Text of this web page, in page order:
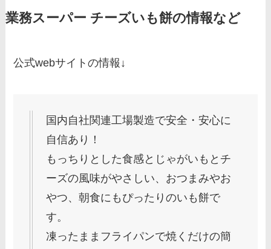
業務スーパー チーズいも餅の情報など
公式webサイトの情報↓
国内自社関連工場製造で安全・安心に
自信あり！
もっちりとした食感とじゃがいもとチ
ーズの風味がやさしい、おつまみやお
やつ、朝食にもぴったりのいも餅で
す。
凍ったままフライパンで焼くだけの簡